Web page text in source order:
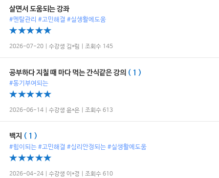
살면서 도움되는 강좌
#멘탈관리 #고민해결 #실생활에도움
2026-07-20 | 수강생 김*림 | 조회수 145
공부하다 지칠 때 마다 먹는 간식같은 강의 ( 1 )
#동기부여되는
2026-06-14 | 수강생 윤*은 | 조회수 613
백지 ( 1 )
#힘이되는 #고민해결 #심리안정되는 #실생활에도움
2026-04-24 | 수강생 이*경 | 조회수 610